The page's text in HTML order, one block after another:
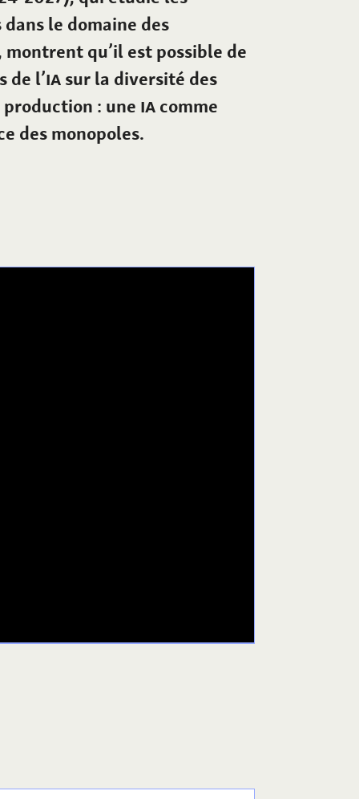
le domaine des
qu’il est possible de
de l’IAsur la diversité des
: une IAcomme
des monopoles.